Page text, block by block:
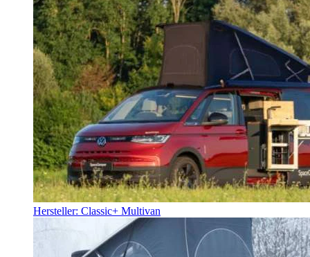
Hersteller: Classic+ Multivan